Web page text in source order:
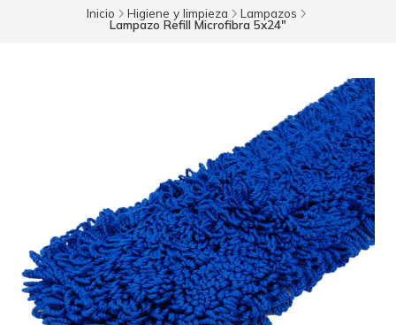
Inicio Higiene y limpieza Lampazos
Lampazo Refill Microfibra 5x24"